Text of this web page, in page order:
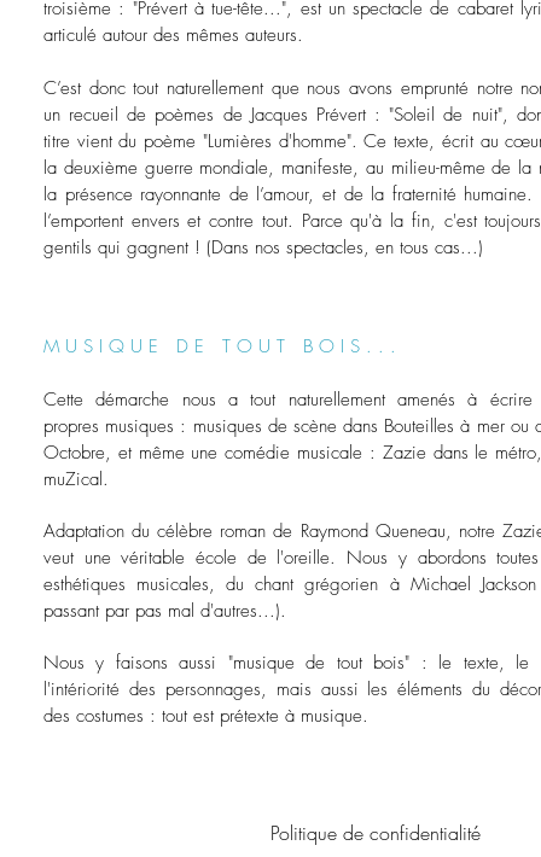
troisième : "Prévert à tue-tête...", est un spectacle de cabaret
articulé autour des mêmes auteurs.
C’est donc tout naturellement que nous avons emprunté notre
un recueil de poèmes de Jacques Prévert : "Soleil de nuit",
titre vient du poème "Lumières d'homme". Ce texte, écrit au
la deuxième guerre mondiale, manifeste, au milieu-même de la
la présence rayonnante de l’amour, et de la fraternité
l’emportent envers et contre tout. Parce qu'à la fin, c'est
gentils qui gagnent ! (Dans nos spectacles, en tous cas...)
M U S I Q U E D E T O U T B O I S . . .
Cette démarche nous a tout naturellement amenés à écrire
propres musiques : musiques de scène dans Bouteilles à mer ou
Octobre, et même une comédie musicale : Zazie dans le
muZical.
Adaptation du célèbre roman de Raymond Queneau, notre
veut une véritable école de l'oreille. Nous y abordons
esthétiques musicales, du chant grégorien à Michael
passant par pas mal d'autres...).
Nous y faisons aussi "musique de tout bois" : le texte, le
l'intériorité des personnages, mais aussi les éléments du
des costumes : tout est prétexte à musique.
Politique de confidentialité